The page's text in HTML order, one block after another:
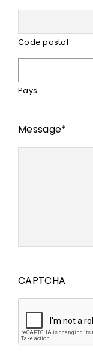
Code postal
Pays
Message*
CAPTCHA